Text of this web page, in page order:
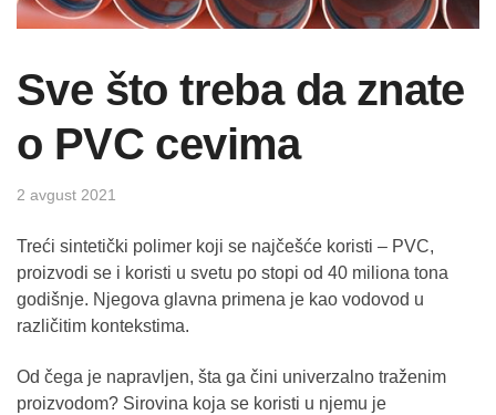
Sve što treba da znate
o PVC cevima
2 avgust 2021
Treći sintetički polimer koji se najčešće koristi – PVC,
proizvodi se i koristi u svetu po stopi od 40 miliona tona
godišnje. Njegova glavna primena je kao vodovod u
različitim kontekstima.
Od čega je napravljen, šta ga čini univerzalno traženim
proizvodom? Sirovina koja se koristi u njemu je